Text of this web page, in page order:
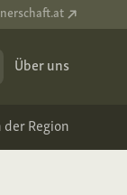
Über uns
der Region